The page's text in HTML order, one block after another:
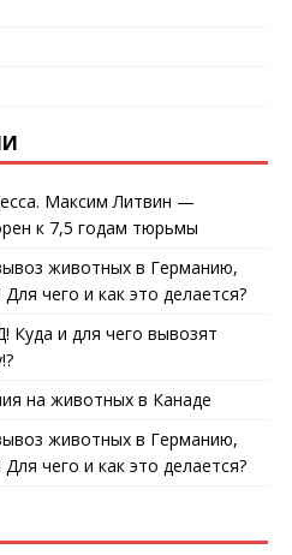
Максим Литвин —
к 7,5 годам тюрьмы
животных в Германию,
чего и как это делается?
Куда и для чего вывозят
на животных в Канаде
животных в Германию,
чего и как это делается?